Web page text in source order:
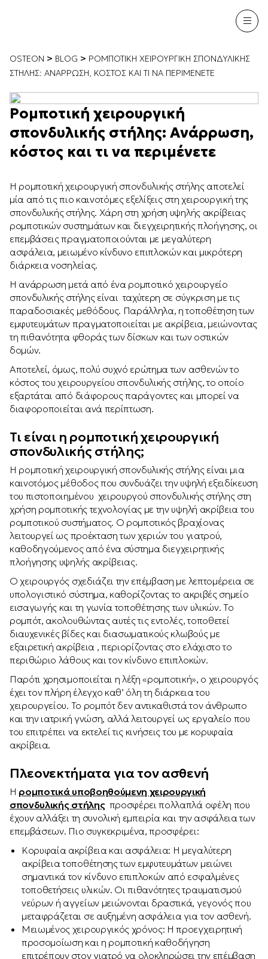
OSTEON > BLOG > ΡΟΜΠΟΤΙΚΉ ΧΕΙΡΟΥΡΓΙΚΉ ΣΠΟΝΔΥΛΙΚΉΣ
ΣΤΉΛΗΣ: ΑΝΆΡΡΩΣΗ, ΚΌΣΤΟΣ ΚΑΙ ΤΙ ΝΑ ΠΕΡΙΜΈΝΕΤΕ
Ρομποτική χειρουργική
σπονδυλικής στήλης: Ανάρρωση,
κόστος και τι να περιμένετε
Η ρομποτική χειρουργική σπονδυλικής στήλης αποτελεί
μία από τις πιο καινοτόμες εξελίξεις στη χειρουργική της
σπονδυλικής στήλης. Χάρη στη χρήση υψηλής ακρίβειας
ρομποτικών συστημάτων και διεγχειρητικής πλοήγησης, οι
επεμβάσεις πραγματοποιούνται με μεγαλύτερη
ασφάλεια, μειωμένο κίνδυνο επιπλοκών και μικρότερη
διάρκεια νοσηλείας.
Η ανάρρωση μετά από ένα ρομποτικό χειρουργείο
σπονδυλικής στήλης είναι ταχύτερη σε σύγκριση με τις
παραδοσιακές μεθόδους. Παράλληλα, η τοποθέτηση των
εμφυτευμάτων πραγματοποιείται με ακρίβεια, μειώνοντας
τη πιθανότητα φθοράς των δίσκων και των οστικών
δομών.
Αποτελεί, όμως, πολύ συχνό ερώτημα των ασθενών το
κόστος του χειρουργείου σπονδυλικής στήλης, το οποίο
εξαρτάται από διάφορους παράγοντες και μπορεί να
διαφοροποιείται ανά περίπτωση.
Τι είναι η ρομποτική χειρουργική
σπονδυλικής στήλης;
Η ρομποτική χειρουργική σπονδυλικής στήλης είναι μια
καινοτόμος μέθοδος που συνδυάζει την υψηλή εξειδίκευση
του πιστοποιημένου χειρουργού σπονδυλικής στήλης στη
χρήση ρομποτικής τεχνολογίας με την υψηλή ακρίβεια του
ρομποτικού συστήματος. Ο ρομποτικός βραχίονας
λειτουργεί ως προέκταση των χεριών του γιατρού,
καθοδηγούμενος από ένα σύστημα διεγχειρητικής
πλοήγησης υψηλής ακρίβειας.
Ο χειρουργός σχεδιάζει την επέμβαση με λεπτομέρεια σε
υπολογιστικό σύστημα, καθορίζοντας το ακριβές σημείο
εισαγωγής και τη γωνία τοποθέτησης των υλικών. Το
ρομπότ, ακολουθώντας αυτές τις εντολές, τοποθετεί
διαυχενικές βίδες και διασωματικούς κλωβούς με
εξαιρετική ακρίβεια , περιορίζοντας στο ελάχιστο το
περιθώριο λάθους και τον κίνδυνο επιπλοκών.
Παρότι χρησιμοποιείται η λέξη «ρομποτική», ο χειρουργός
έχει τον πλήρη έλεγχο καθ’ όλη τη διάρκεια του
χειρουργείου. Το ρομπότ δεν αντικαθιστά τον άνθρωπο
και την ιατρική γνώση, αλλά λειτουργεί ως εργαλείο που
του επιτρέπει να εκτελεί τις κινήσεις του με κορυφαία
ακρίβεια.
Πλεονεκτήματα για τον ασθενή
Η ρομποτικά υποβοηθούμενη χειρουργική
σπονδυλικής στήλης προσφέρει πολλαπλά οφέλη που
έχουν αλλάξει τη συνολική εμπειρία και την ασφάλεια των
επεμβάσεων. Πιο συγκεκριμένα, προσφέρει:
Κορυφαία ακρίβεια και ασφάλεια: Η μεγαλύτερη
ακρίβεια τοποθέτησης των εμφυτευμάτων μειώνει
σημαντικά τον κίνδυνο επιπλοκών από εσφαλμένες
τοποθετήσεις υλικών. Οι πιθανότητες τραυματισμού
νεύρων ή αγγείων μειώνονται δραστικά, γεγονός που
μεταφράζεται σε αυξημένη ασφάλεια για τον ασθενή.
Μειωμένος χειρουργικός χρόνος: Η προεγχειρητική
προσομοίωση και η ρομποτική καθοδήγηση
επιτρέπουν στον γιατρό να ολοκληρώσει την επέμβαση